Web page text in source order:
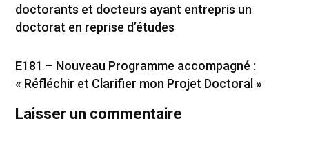
doctorants et docteurs ayant entrepris un
doctorat en reprise d’études
E181 – Nouveau Programme accompagné :
« Réfléchir et Clarifier mon Projet Doctoral »
Laisser un commentaire